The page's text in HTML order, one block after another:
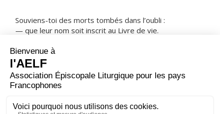
Souviens-toi des morts tombés dans l’oubli :
— que leur nom soit inscrit au Livre de vie.
NOTRE PÈRE
ORAISON
amour, afin qu'au nom de ton Fils bien-aimé, nous